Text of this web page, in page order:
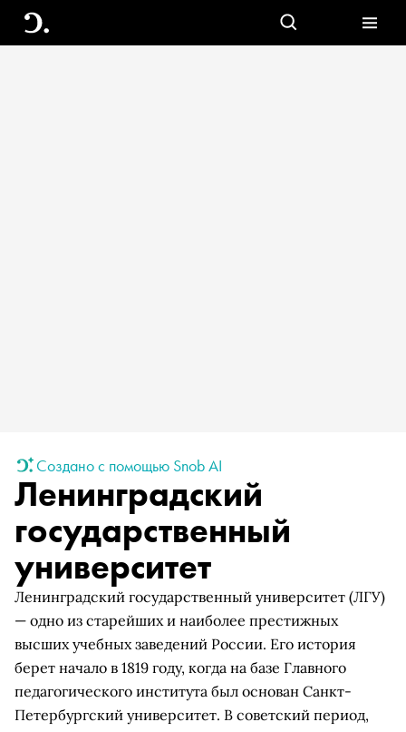
Создано с помощью Snob AI
Ленинградский
государственный
университет
Ленинградский государственный университет (ЛГУ)
— одно из старейших и наиболее престижных
высших учебных заведений России. Его история
берет начало в 1819 году, когда на базе Главного
педагогического института был основан Санкт-
Петербургский университет. В советский период,